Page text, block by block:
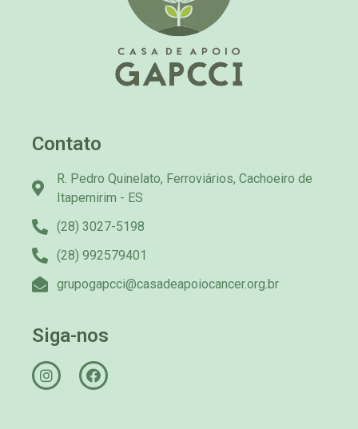
Contato
R. Pedro Quinelato, Ferroviários, Cachoeiro de
Itapemirim - ES
(28) 3027-5198
(28) 992579401
grupogapcci@casadeapoiocancer.org.br
Siga-nos